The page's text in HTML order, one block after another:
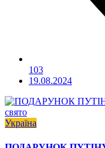
103
19.08.2024
Україна